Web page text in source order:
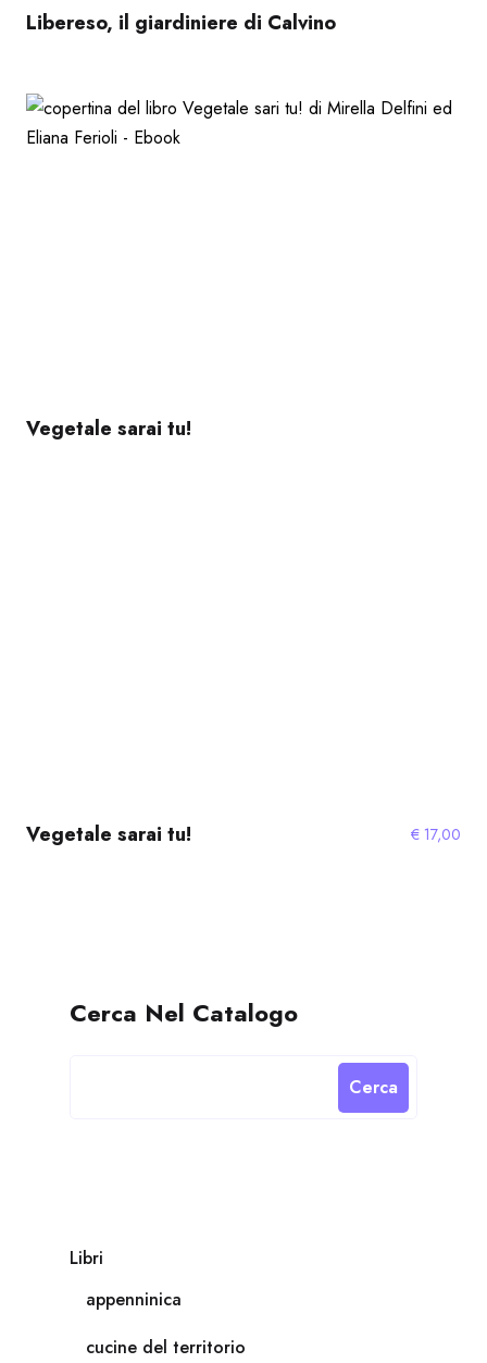
Libereso, il giardiniere di Calvino
Vegetale sarai tu!
Vegetale sarai tu! € 17,00
Cerca Nel Catalogo
Cerca
Libri
appenninica
cucine del territorio